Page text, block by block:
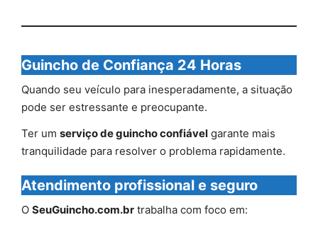
Guincho de Confiança 24 Horas
Quando seu veículo para inesperadamente, a situação
pode ser estressante e preocupante.
Ter um serviço de guincho confiável garante mais
tranquilidade para resolver o problema rapidamente.
Atendimento profissional e seguro
O SeuGuincho.com.br trabalha com foco em: